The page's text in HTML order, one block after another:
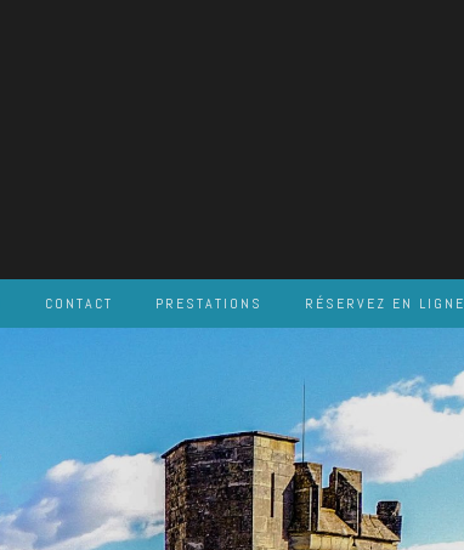
CONTACT PRESTATIONS RÉSERVEZ EN LIGNE